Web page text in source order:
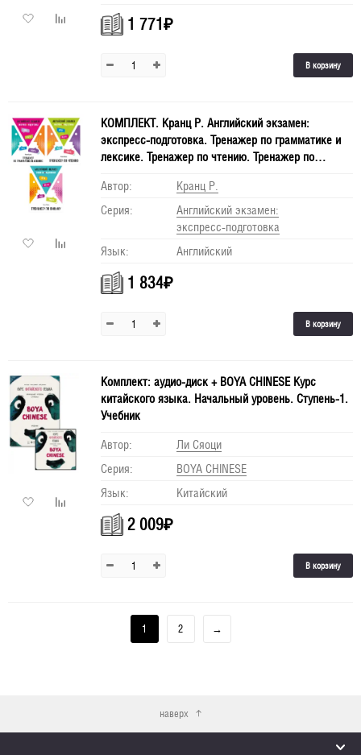
1 771₽
В корзину
КОМПЛЕКТ. Кранц Р. Английский экзамен:
экспресс-подготовка. Тренажер по грамматике и
лексике. Тренажер по чтению. Тренажер по
Подготовка к экзамену по английскому. IELTS.
TOEFL
Автор:
Кранц Р.
Серия:
Английский экзамен:
экспресс-подготовка
Язык:
Английский
1 834₽
В корзину
Комплект: аудио-диск + BOYA CHINESE Курс
китайского языка. Начальный уровень. Ступень-1.
Учебник
Автор:
Ли Сяоци
Серия:
BOYA CHINESE
Язык:
Китайский
2 009₽
В корзину
1 2 →
наверх